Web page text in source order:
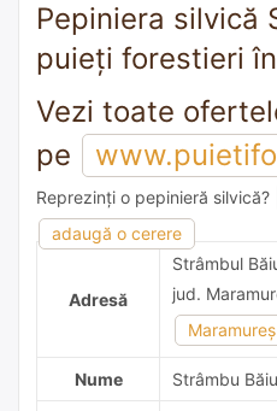
Pepiniera silvică
puieți forestieri
Vezi toate
pe
Reprezinți o pepinieră silvică?
adaugă o cerere
adaugă o recomandare
Adresă
Strâmbul
jud.
Maramureş
Nume Strâmbu